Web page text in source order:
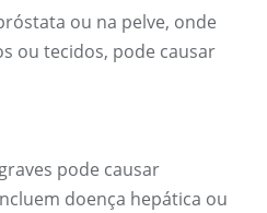
ou na pelve, onde
ou tecidos, pode causar
pode causar
doença hepática ou